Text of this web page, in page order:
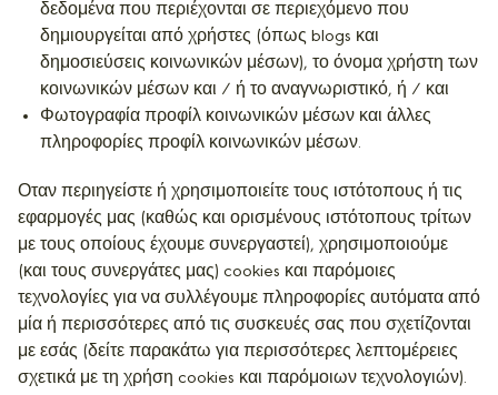
δεδομένα που περιέχονται σε περιεχόμενο που
δημιουργείται από χρήστες (όπως blogs και
δημοσιεύσεις κοινωνικών μέσων), το όνομα χρήστη των
κοινωνικών μέσων και / ή το αναγνωριστικό, ή / και
Φωτογραφία προφίλ κοινωνικών μέσων και άλλες
πληροφορίες προφίλ κοινωνικών μέσων.
Οταν περιηγείστε ή χρησιμοποιείτε τους ιστότοπους ή τις
εφαρμογές μας (καθώς και ορισμένους ιστότοπους τρίτων
με τους οποίους έχουμε συνεργαστεί), χρησιμοποιούμε
(και τους συνεργάτες μας) cookies και παρόμοιες
τεχνολογίες για να συλλέγουμε πληροφορίες αυτόματα από
μία ή περισσότερες από τις συσκευές σας που σχετίζονται
με εσάς (δείτε παρακάτω για περισσότερες λεπτομέρειες
σχετικά με τη χρήση cookies και παρόμοιων τεχνολογιών).